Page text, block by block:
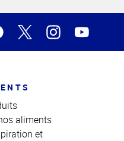
aliments
et